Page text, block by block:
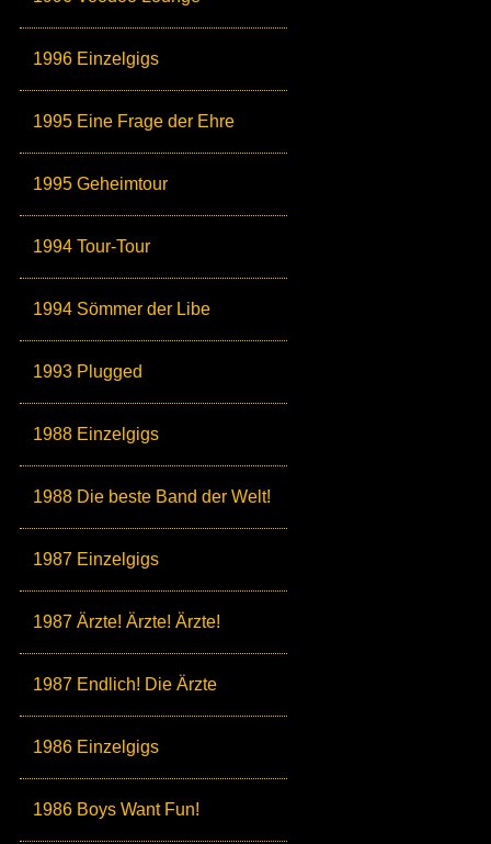
1996 Einzelgigs
1995 Eine Frage der Ehre
1995 Geheimtour
1994 Tour-Tour
1994 Sömmer der Libe
1993 Plugged
1988 Einzelgigs
1988 Die beste Band der Welt!
1987 Einzelgigs
1987 Ärzte! Ärzte! Ärzte!
1987 Endlich! Die Ärzte
1986 Einzelgigs
1986 Boys Want Fun!